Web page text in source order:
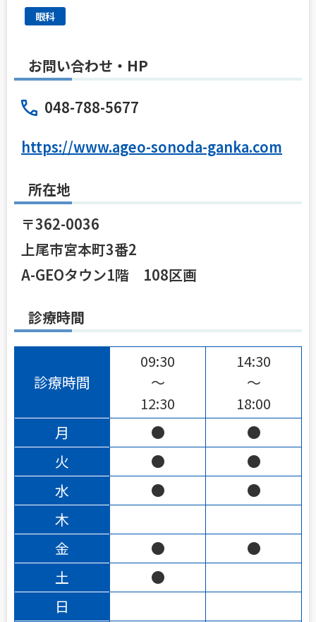
眼科
お問い合わせ・HP
048-788-5677
https://www.ageo-sonoda-ganka.com
所在地
〒362-0036
上尾市宮本町3番2
A-GEOタウン1階 108区画
診療時間
診療時間
09:30
〜
12:30
14:30
〜
18:00
月
●
●
火
●
●
水
●
●
木
金
●
●
土
●
日